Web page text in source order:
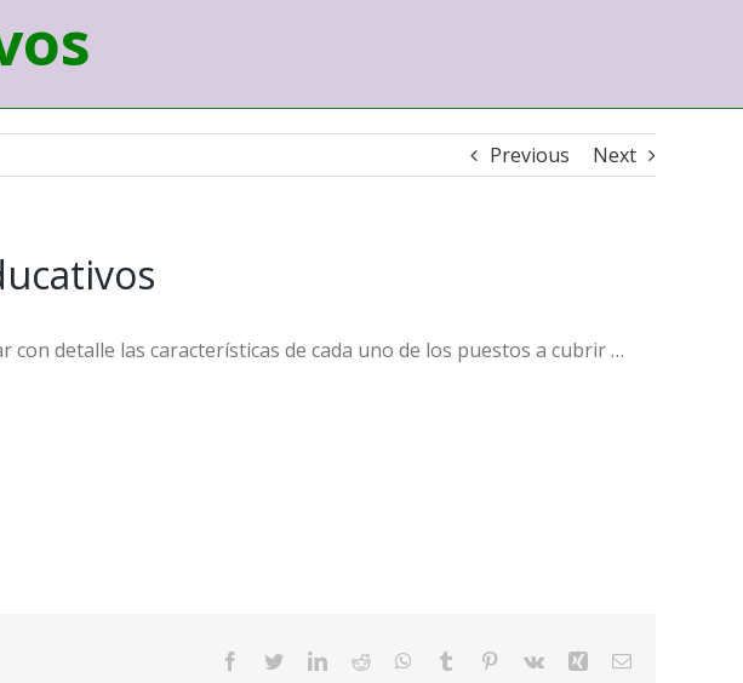
Previous Next
con detalle las características de cada uno de los puestos a cubrir …
Facebook
TwitterLinkedIn
Reddit WhatsApp
Tumblr Pinterest
Vk Xing Email